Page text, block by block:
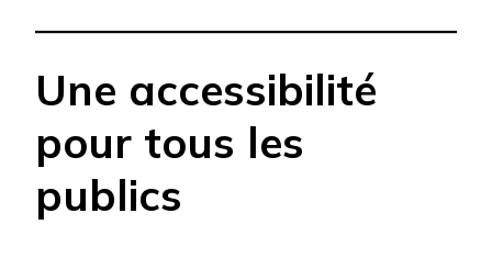
Une accessibilité
pour tous les
publics